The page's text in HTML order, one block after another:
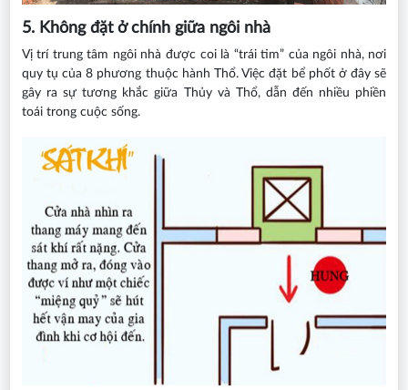
5. Không đặt ở chính giữa ngôi nhà
Vị trí trung tâm ngôi nhà được coi là “trái tim” của ngôi nhà, nơi
quy tụ của 8 phương thuộc hành Thổ. Việc đặt bể phốt ở đây sẽ
gây ra sự tương khắc giữa Thủy và Thổ, dẫn đến nhiều phiền
toái trong cuộc sống.